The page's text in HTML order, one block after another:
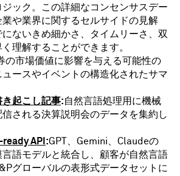
ック。この詳細なコンセンサスデー
業や業界に関するセルサイドの見解
にないきめ細かさ、タイムリーさ、双
理解することができます。
の市場価値に影響を与える可能性の
ースやイベントの構造化されたサマ
起こし記事:自然言語処理用に機械
信される決算説明会のデータを集約し
API :GPT、Gemini、Claudeの
言語モデルと統合し、顧客が自然言語
グローバルの表形式データセットに